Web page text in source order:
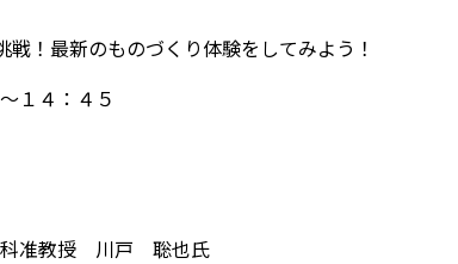
！最新のものづくり体験をしてみよう！
１４：４５
科准教授 川戸 聡也氏